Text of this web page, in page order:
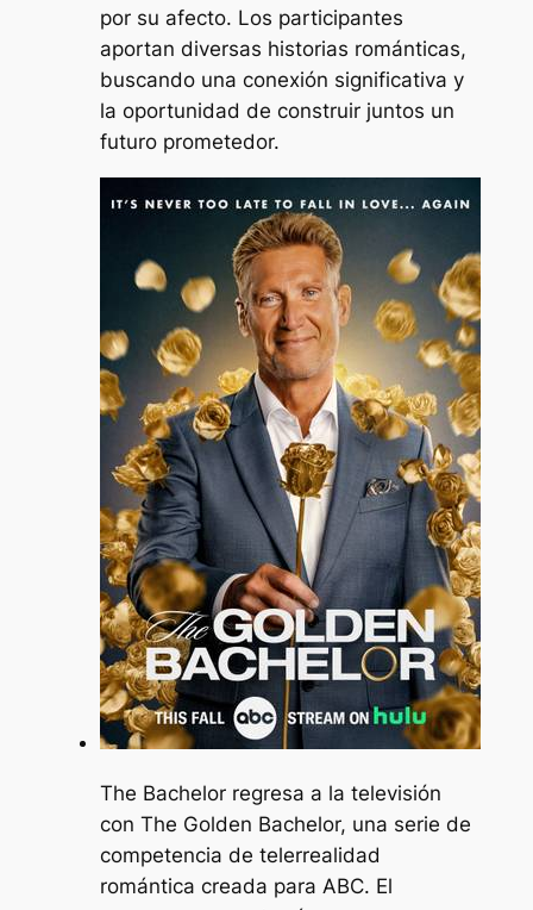
por su afecto. Los participantes
aportan diversas historias románticas,
buscando una conexión significativa y
la oportunidad de construir juntos un
futuro prometedor.
The Bachelor regresa a la televisión
con The Golden Bachelor, una serie de
competencia de telerrealidad
romántica creada para ABC. El